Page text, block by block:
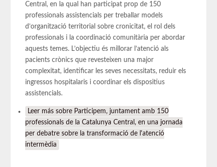
Central, en la qual han participat prop de 150
professionals assistencials per treballar models
d’organització territorial sobre cronicitat, el rol dels
professionals i la coordinació comunitària per abordar
aquests temes. L’objectiu és millorar l’atenció als
pacients crònics que revesteixen una major
complexitat, identificar les seves necessitats, reduir els
ingressos hospitalaris i coordinar els dispositius
assistencials.
Leer más sobre Participem, juntament amb 150
professionals de la Catalunya Central, en una jornada
per debatre sobre la transformació de l'atenció
intermèdia